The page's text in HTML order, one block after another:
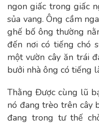
ngon giấc trong giấc
sủa vang. Ông cầm
ghế bố ông thường
đến nơi có tiếng chó
một vườn cây ăn trái
bưởi nhà ông có tiếng
Thằng Được cùng lũ
nó đang trèo trên cây
đang trong tư thế